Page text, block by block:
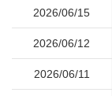
2026/06/15
2026/06/12
2026/06/11